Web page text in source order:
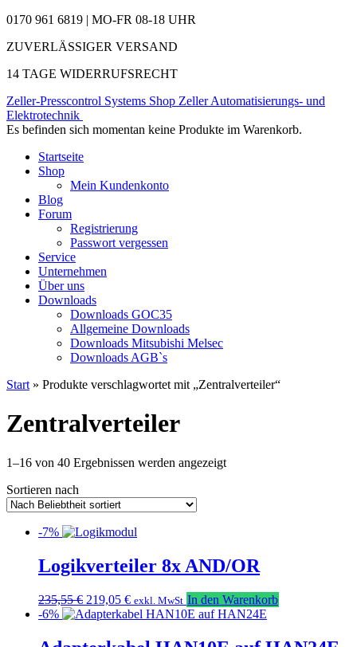
0170 961 6819 | MO-FR 08-18 UHR
ZUVERLÄSSIGER VERSAND
14 TAGE WIDERRUFSRECHT
Zeller-Presscontrol Systems Shop Zeller Automatisierungs- und
Elektrotechnik
Es befinden sich momentan keine Produkte im Warenkorb.
Startseite
Shop
Mein Kundenkonto
Blog
Forum
Registrierung
Passwort vergessen
Service
Unternehmen
Über uns
Downloads
Downloads GOC35
Allgemeine Downloads
Downloads Mitsubishi Melsec
Downloads AGB`s
Start » Produkte verschlagwortet mit „Zentralverteiler“
Zentralverteiler
1–16 von 40 Ergebnissen werden angezeigtNach
Sortieren nach
-7%
Logikverteiler 8x AND/OR
235,55€ Ursprünglicher
Preis
235,55 €
219,05 €Aktueller
Preis
219,05 €.
exkl. MwSt In den Warenkorb
-6%